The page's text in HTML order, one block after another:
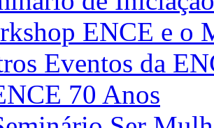
ENCE e o
Eventos da
70 Anos